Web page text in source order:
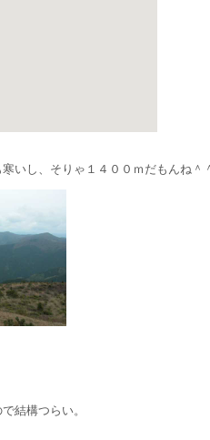
いし、そりゃ１４００ｍだもんね＾
結構つらい。